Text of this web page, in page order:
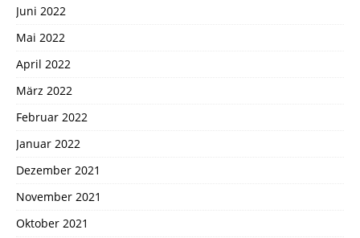
Juni 2022
Mai 2022
April 2022
März 2022
Februar 2022
Januar 2022
Dezember 2021
November 2021
Oktober 2021